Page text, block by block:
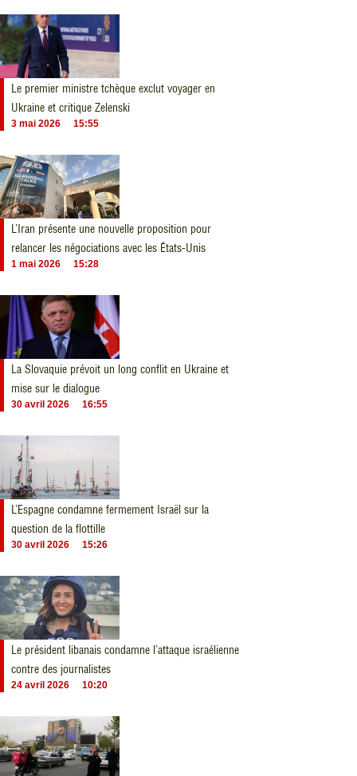
Le premier ministre tchèque exclut voyager en
Ukraine et critique Zelenski
3 mai 2026 15:55
L’Iran présente une nouvelle proposition pour
relancer les négociations avec les États-Unis
1 mai 2026 15:28
La Slovaquie prévoit un long conflit en Ukraine et
mise sur le dialogue
30 avril 2026 16:55
L’Espagne condamne fermement Israël sur la
question de la flottille
30 avril 2026 15:26
Le président libanais condamne l’attaque israélienne
contre des journalistes
24 avril 2026 10:20